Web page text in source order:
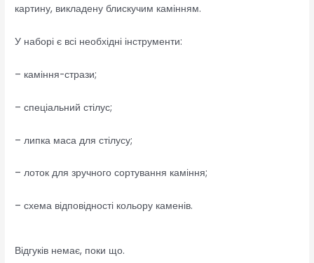
картину, викладену блискучим камінням.
У наборі є всі необхідні інструменти:
– каміння-стрази;
– спеціальний стілус;
– липка маса для стілусу;
– лоток для зручного сортування каміння;
– схема відповідності кольору каменів.
Відгуків немає, поки що.